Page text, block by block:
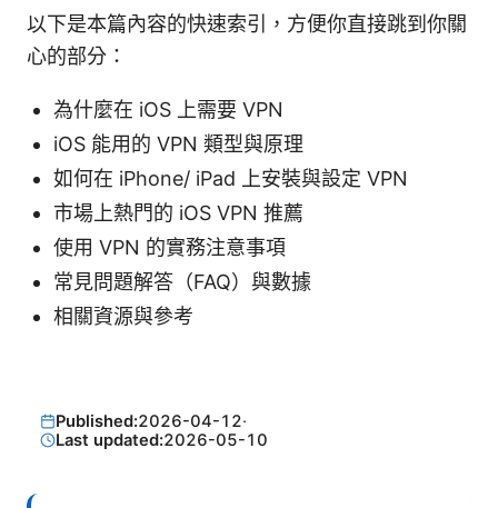
以下是本篇內容的快速索引，方便你直接跳到你關
心的部分：
為什麼在 iOS 上需要 VPN
iOS 能用的 VPN 類型與原理
如何在 iPhone/ iPad 上安裝與設定 VPN
市場上熱門的 iOS VPN 推薦
使用 VPN 的實務注意事項
常見問題解答（FAQ）與數據
相關資源與參考
Published:2026-04-12·
Last updated:2026-05-10